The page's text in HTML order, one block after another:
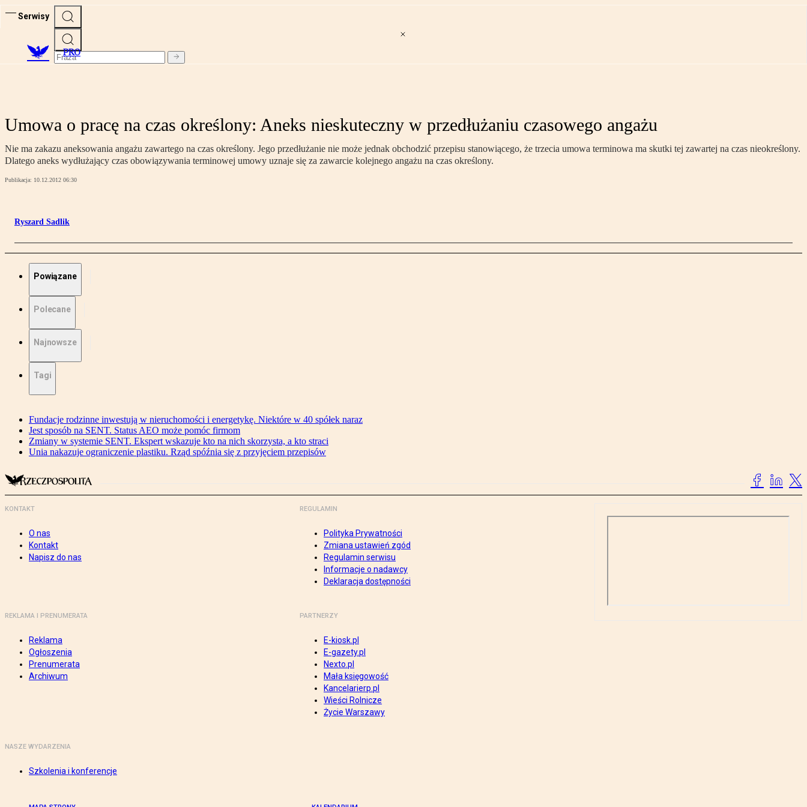
Serwisy
PRO
Umowa o pracę na czas określony: Aneks nieskuteczny w przedłużaniu czasowego angażu
Nie ma zakazu aneksowania angażu zawartego na czas określony. Jego przedłużanie nie może jednak obchodzić przepisu stanowiącego, że trzecia umowa terminowa ma skutki tej zawartej na czas nieokreślony.
Dlatego aneks wydłużający czas obowiązywania terminowej umowy uznaje się za zawarcie kolejnego angażu na czas określony.
Publikacja: 10.12.2012 06:30
Ryszard Sadlik
Powiązane
Polecane
Najnowsze
Tagi
Fundacje rodzinne inwestują w nieruchomości i energetykę. Niektóre w 40 spółek naraz
Jest sposób na SENT. Status AEO może pomóc firmom
Zmiany w systemie SENT. Ekspert wskazuje kto na nich skorzysta, a kto straci
Unia nakazuje ograniczenie plastiku. Rząd spóźnia się z przyjęciem przepisów
KONTAKT
O nas
Kontakt
Napisz do nas
REGULAMIN
Polityka Prywatności
Zmiana ustawień zgód
Regulamin serwisu
Informacje o nadawcy
Deklaracja dostępności
REKLAMA I PRENUMERATA
Reklama
Ogłoszenia
Prenumerata
Archiwum
PARTNERZY
E-kiosk.pl
E-gazety.pl
Nexto.pl
Mała księgowość
Kancelarierp.pl
Wieści Rolnicze
Życie Warszawy
NASZE WYDARZENIA
Szkolenia i konferencje